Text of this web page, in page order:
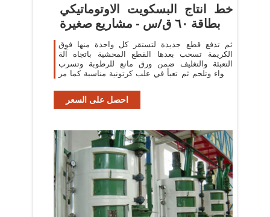
خط انتاج البسكويت الاوتوماتيكي
بطاقة ٦٠ ق/س - مشاريع صغيرة
ثم تدفع قطع جديدة لتستقر كل واحدة منها فوق
الكريمة تسحب بعدها القطع المحشية باتجاه آلة
التعبئة والتغليف ضمن ورق مانع للرطوبة وتسرب
الهواء وتلحم ثم تعبأ في علب كرتونية مناسبة كما مر
احصل على السعر